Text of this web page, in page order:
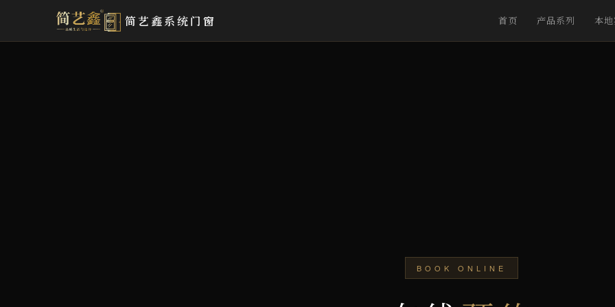
简艺鑫系统门窗 首页 产品系列 本
BOOK ONLINE